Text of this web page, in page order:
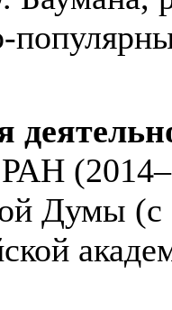
Думы